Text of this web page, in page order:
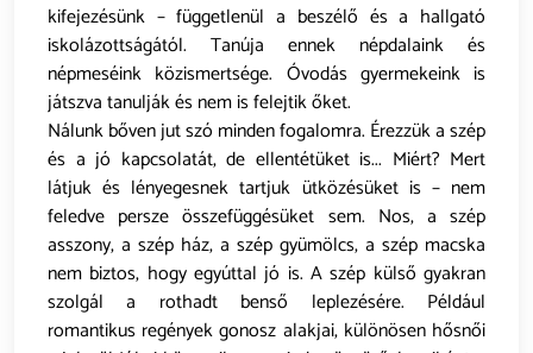
kifejezésünk – függetlenül a beszélő és a hallgató
iskolázottságától. Tanúja ennek népdalaink és
népmeséink közismertsége. Óvodás gyermekeink is
játszva tanulják és nem is felejtik őket.
Nálunk bőven jut szó minden fogalomra. Érezzük a szép
és a jó kapcsolatát, de ellentétüket is... Miért? Mert
látjuk és lényegesnek tartjuk ütközésüket is – nem
feledve persze összefüggésüket sem. Nos, a szép
asszony, a szép ház, a szép gyümölcs, a szép macska
nem biztos, hogy egyúttal jó is. A szép külső gyakran
szolgál a rothadt benső leplezésére. Például
romantikus regények gonosz alakjai, különösen hősnői